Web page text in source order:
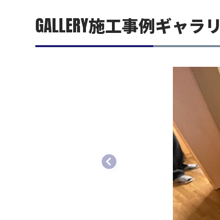
GALLERY施工事例ギャラ